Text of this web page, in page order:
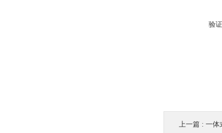
验
上一篇 : 一体